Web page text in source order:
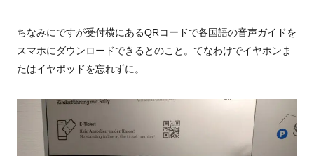
ちなみにですが受付横にあるQRコードで各国語の音声ガイドを
スマホにダウンロードできるとのこと。てなわけでイヤホンま
たはイヤポッドを忘れずに。